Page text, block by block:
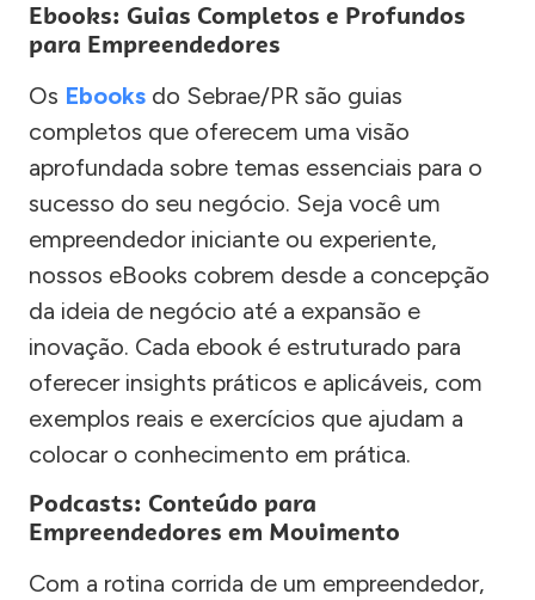
Ebooks: Guias Completos e Profundos
para Empreendedores
Os Ebooks do Sebrae/PR são guias
completos que oferecem uma visão
aprofundada sobre temas essenciais para o
sucesso do seu negócio. Seja você um
empreendedor iniciante ou experiente,
nossos eBooks cobrem desde a concepção
da ideia de negócio até a expansão e
inovação. Cada ebook é estruturado para
oferecer insights práticos e aplicáveis, com
exemplos reais e exercícios que ajudam a
colocar o conhecimento em prática.
Podcasts: Conteúdo para
Empreendedores em Movimento
Com a rotina corrida de um empreendedor,